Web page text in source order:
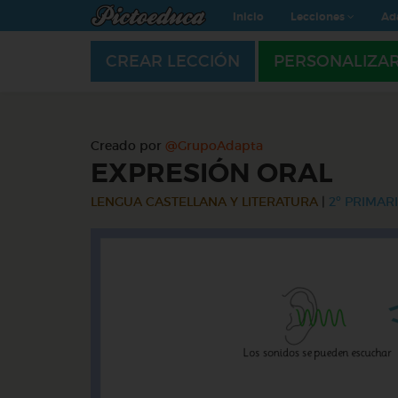
Inicio Lecciones
CREAR LECCIÓN
Creado por @GrupoAdapta
EXPRESIÓN ORAL
LENGUA CASTELLANA Y LITERATURA 2º